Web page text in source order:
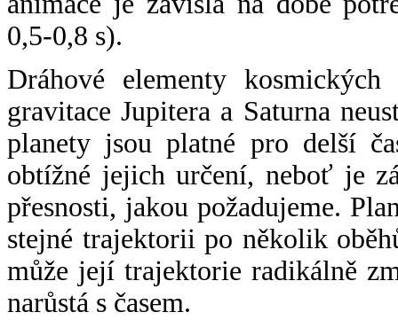
0,5-0,8 s).
Dráhové elementy
gravitace Jupitera a Saturna
planety jsou platné pro delší
obtížné jejich určení, neboť je
přesnosti, jakou požadujeme.
stejné trajektorii po několik
může její trajektorie radikálně
narůstá s časem.